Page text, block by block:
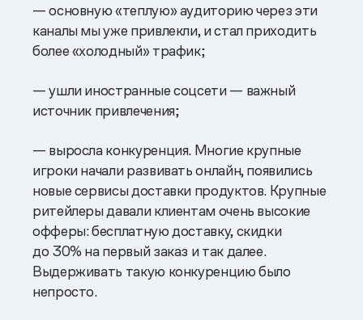
— основную «теплую» аудиторию через эти
каналы мы уже привлекли, и стал приходить
более «холодный» трафик;
— ушли иностранные соцсети — важный
источник привлечения;
— выросла конкуренция. Многие крупные
игроки начали развивать онлайн, появились
новые сервисы доставки продуктов. Крупные
ритейлеры давали клиентам очень высокие
офферы: бесплатную доставку, скидки
до 30% на первый заказ и так далее.
Выдерживать такую конкуренцию было
непросто.